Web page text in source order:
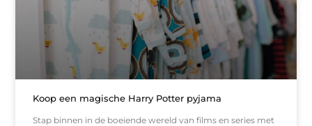
Koop een magische Harry Potter pyjama
Stap binnen in de boeiende wereld van films en series met